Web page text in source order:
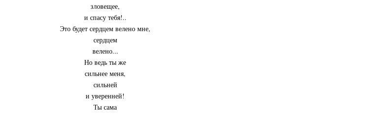
зловещее,
и спасу тебя!..
Это будет сердцем велено мне,
сердцем
велено...
Но ведь ты же
сильнее меня,
сильней
и уверенней!
Ты сама